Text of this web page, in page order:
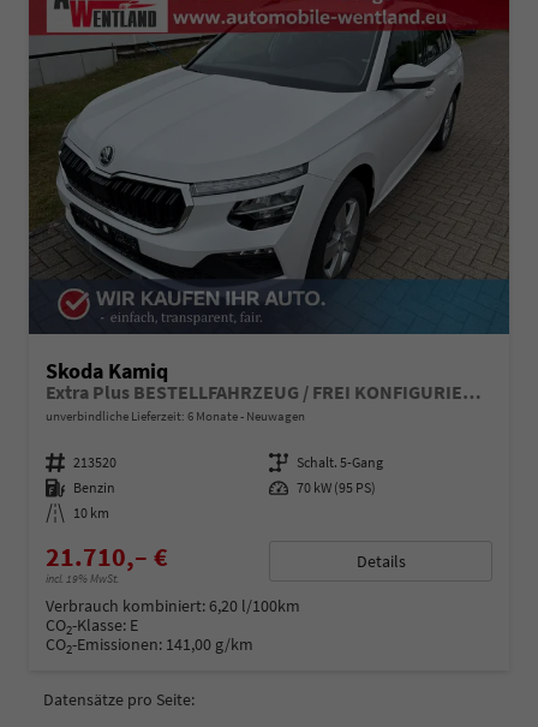
Skoda Kamiq
Extra Plus BESTELLFAHRZEUG / FREI KONFIGURIERBAR
unverbindliche Lieferzeit: 6 Monate Neuwagen
Fahrzeugnummer 213520 Getriebe Schalt. 5-Gang
Kraftstoff Benzin Leistung 70 kW (95 PS)
Kilometerstand 10 km
21.710,– €
incl. 19% MwSt.
Details
Verbrauch kombiniert:6,20 l/100km
CO2-Klasse: E
CO2-Emissionen: 141,00 g/km
Datensätze pro Seite: